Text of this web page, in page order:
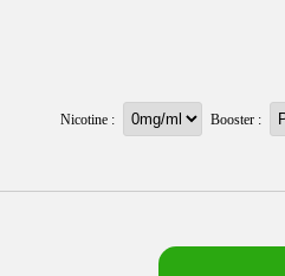
Nicotine : Booster :